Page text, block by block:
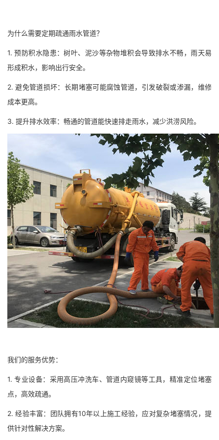
为什么需要定期疏通雨水管道？
1. 预防积水隐患：树叶、泥沙等杂物堆积会导致排水不畅，雨天易
形成积水，影响出行安全。
2. 避免管道损坏：长期堵塞可能腐蚀管道，引发破裂或渗漏，维修
成本更高。
3. 提升排水效率：畅通的管道能快速排走雨水，减少洪涝风险。
我们的服务优势：
1. 专业设备：采用高压冲洗车、管道内窥镜等工具，精准定位堵塞
点，高效疏通。
2. 经验丰富：团队拥有10年以上施工经验，应对复杂堵塞情况，提
供针对性解决方案。